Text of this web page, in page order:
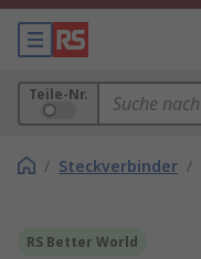
Teile-Nr.
/ Steckverbinder /
RS Better World